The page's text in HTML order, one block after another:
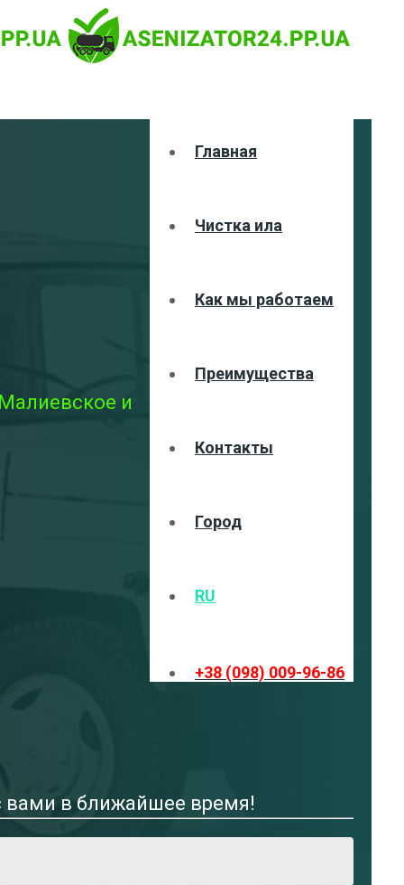
Главная
Чистка ила
Как мы работаем
Преимущества
Контакты
Город
RU
+38 (098) 009-96-86
и
вами в ближайшее время!